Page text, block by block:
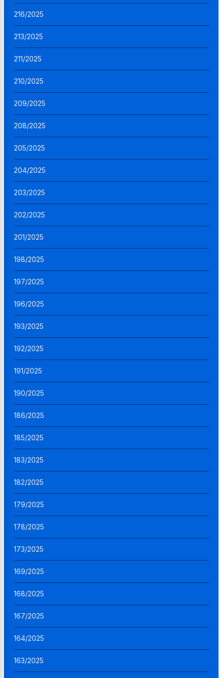
216/2025
213/2025
211/2025
210/2025
209/2025
208/2025
205/2025
204/2025
203/2025
202/2025
201/2025
198/2025
197/2025
196/2025
193/2025
192/2025
191/2025
190/2025
186/2025
185/2025
183/2025
182/2025
179/2025
178/2025
173/2025
169/2025
168/2025
167/2025
164/2025
163/2025